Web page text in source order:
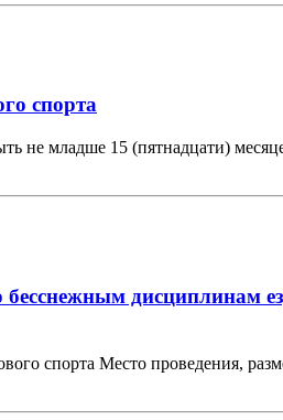
спорта
не младше 15 (пятнадцати)
дисциплинам
спорта Место проведения,